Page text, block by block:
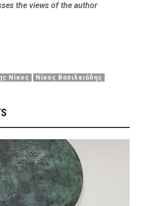
the views of the author
Νίκος Νίκος Βασιλειάδης